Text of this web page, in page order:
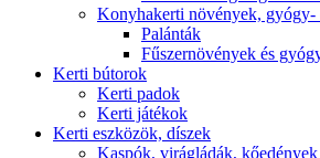
Konyhakerti növények, gyógy-
Palánták
Fűszernövények és
Kerti bútorok
Kerti padok
Kerti játékok
Kerti eszközök, díszek
Kaspók, virágládák, kőedények